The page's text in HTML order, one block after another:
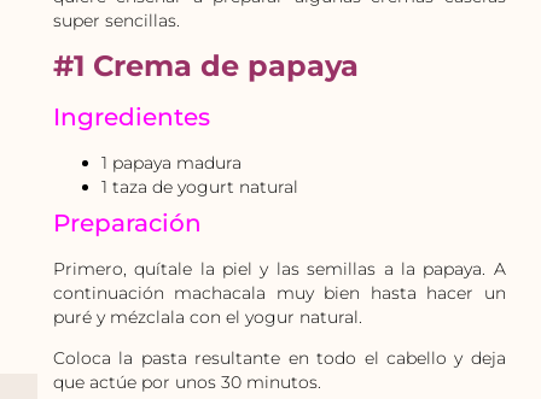
super sencillas.
#1 Crema de papaya
Ingredientes
1 papaya madura
1 taza de yogurt natural
Preparación
Primero, quítale la piel y las semillas a la papaya. A
continuación machacala muy bien hasta hacer un
puré y mézclala con el yogur natural.
Coloca la pasta resultante en todo el cabello y deja
que actúe por unos 30 minutos.